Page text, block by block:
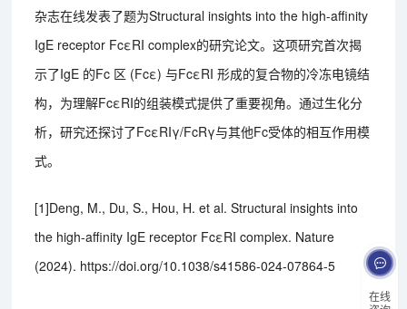
在线
杂志在线发表了题为Structural insights into the high-affinity
IgE receptor FcεRI complex的研究论文。这项研究首次揭
示了IgE 的Fc 区 (Fcε) 与FcεRI 形成的复合物的冷冻电镜结
构，为理解FcεRI的组装模式提供了重要视角。通过生化分
析，研究还探讨了FcεRIγ/FcRγ与其他Fc受体的相互作用模
式。
[1]Deng, M., Du, S., Hou, H. et al. Structural insights into
the high-affinity IgE receptor FcεRI complex. Nature
(2024). https://doi.org/10.1038/s41586-024-07864-5